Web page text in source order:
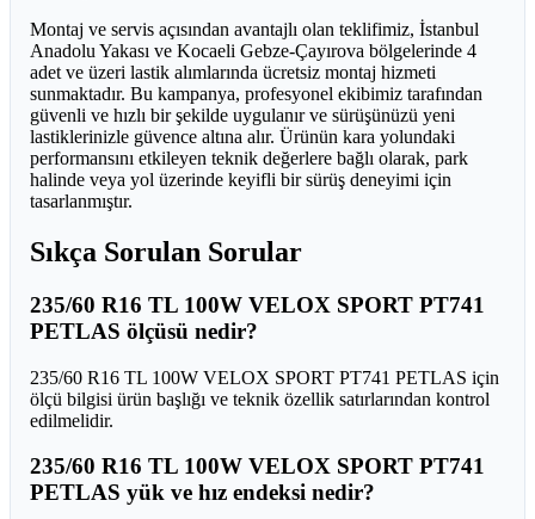
Montaj ve servis açısından avantajlı olan teklifimiz, İstanbul
Anadolu Yakası ve Kocaeli Gebze-Çayırova bölgelerinde 4
adet ve üzeri lastik alımlarında ücretsiz montaj hizmeti
sunmaktadır. Bu kampanya, profesyonel ekibimiz tarafından
güvenli ve hızlı bir şekilde uygulanır ve sürüşünüzü yeni
lastiklerinizle güvence altına alır. Ürünün kara yolundaki
performansını etkileyen teknik değerlere bağlı olarak, park
halinde veya yol üzerinde keyifli bir sürüş deneyimi için
tasarlanmıştır.
Sıkça Sorulan Sorular
235/60 R16 TL 100W VELOX SPORT PT741
PETLAS ölçüsü nedir?
235/60 R16 TL 100W VELOX SPORT PT741 PETLAS için
ölçü bilgisi ürün başlığı ve teknik özellik satırlarından kontrol
edilmelidir.
235/60 R16 TL 100W VELOX SPORT PT741
PETLAS yük ve hız endeksi nedir?